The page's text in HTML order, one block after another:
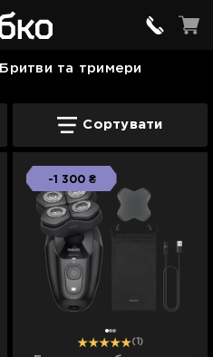
Бритви та тримери
Сортувати
-1 300 ₴
(1)